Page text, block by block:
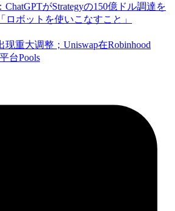
がStrategyの150億ドル調達を
ボットを使いこなすこと」
重大调整；Uniswap在Robinhood
台Pools